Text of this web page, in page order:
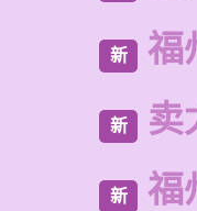
新 福
新 卖
新 福